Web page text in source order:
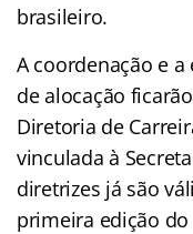
brasileiro.
A coordenação e
de alocação
Diretoria de
vinculada à
diretrizes já são
primeira edição